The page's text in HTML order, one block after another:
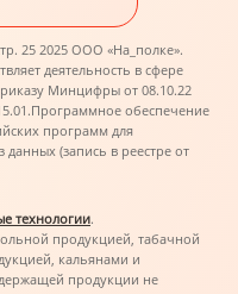
25 2025 ООО «На_полке».
деятельность в сфере
Минцифры от 08.10.22
Программное обеспечение
программ для
(запись в реестре от
технологии.
продукцией, табачной
кальянами и
продукции не